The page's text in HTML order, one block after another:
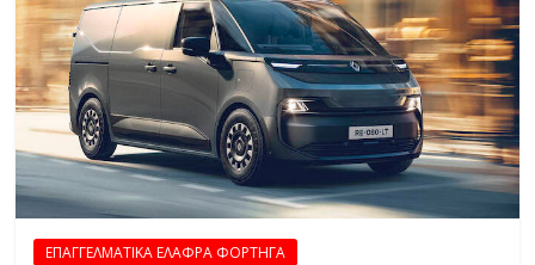
R
E
S
SΕΠΑΓΓΕΛΜΑΤΙΚΑ ΕΛΑΦΡΑ ΦΟΡΤΗΓΑ